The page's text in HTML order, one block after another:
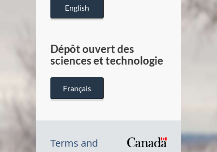
English
Dépôt ouvert des
sciences et technologie
Français
Terms and